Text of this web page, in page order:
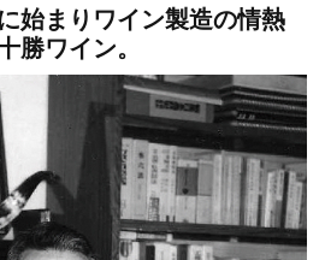
始まりワイン製造の情熱
勝ワイン。